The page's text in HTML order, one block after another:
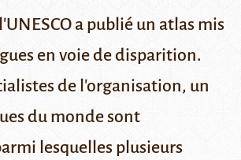
a publié un atlas mis
en voie de disparition.
de l'organisation, un
du monde sont
lesquelles plusieurs